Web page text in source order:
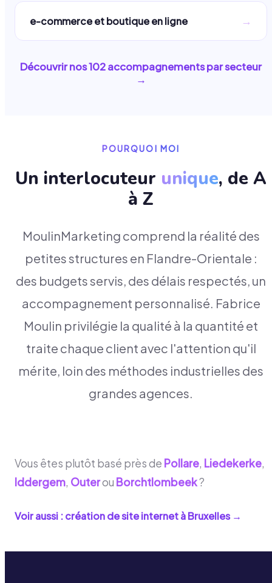
e-commerce et boutique en ligne →
Découvrir nos102accompagnements par secteur
→
POURQUOI MOI
Un interlocuteur unique, de A
à Z
MoulinMarketing comprend la réalité des
petites structures en Flandre-Orientale :
des budgets servis, des délais respectés, un
accompagnement personnalisé. Fabrice
Moulin privilégie la qualité à la quantité et
traite chaque client avec l'attention qu'il
mérite, loin des méthodes industrielles des
grandes agences.
Vous êtes plutôt basé près de Pollare, Liedekerke,
Iddergem, Outerou Borchtlombeek?
Voir aussi : création de site internet àBruxelles→